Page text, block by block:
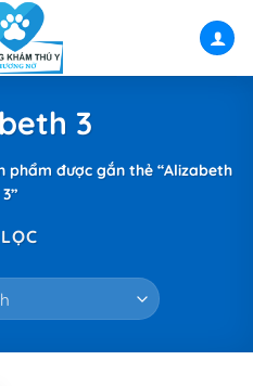
3
phẩm được gắn thẻ “Alizabeth
3”
LỌC